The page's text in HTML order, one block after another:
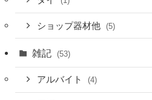
ショップ器材他 (5)
雑記 (53)
アルバイト (4)